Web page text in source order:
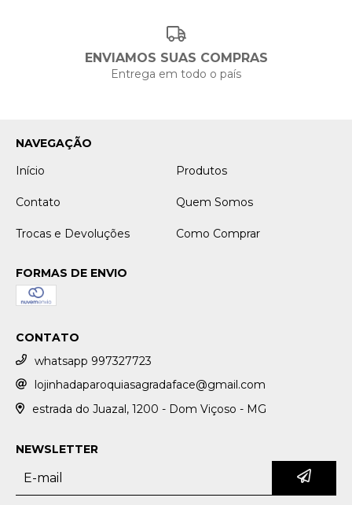
ENVIAMOS SUAS COMPRAS
Entrega em todo o país
NAVEGAÇÃO
Início
Produtos
Contato Quem Somos
Trocas e Devoluções Como Comprar
FORMAS DE ENVIO
CONTATO
whatsapp 997327723
lojinhadaparoquiasagradaface@gmail.com
estrada do Juazal, 1200 - Dom Viçoso - MG
NEWSLETTER